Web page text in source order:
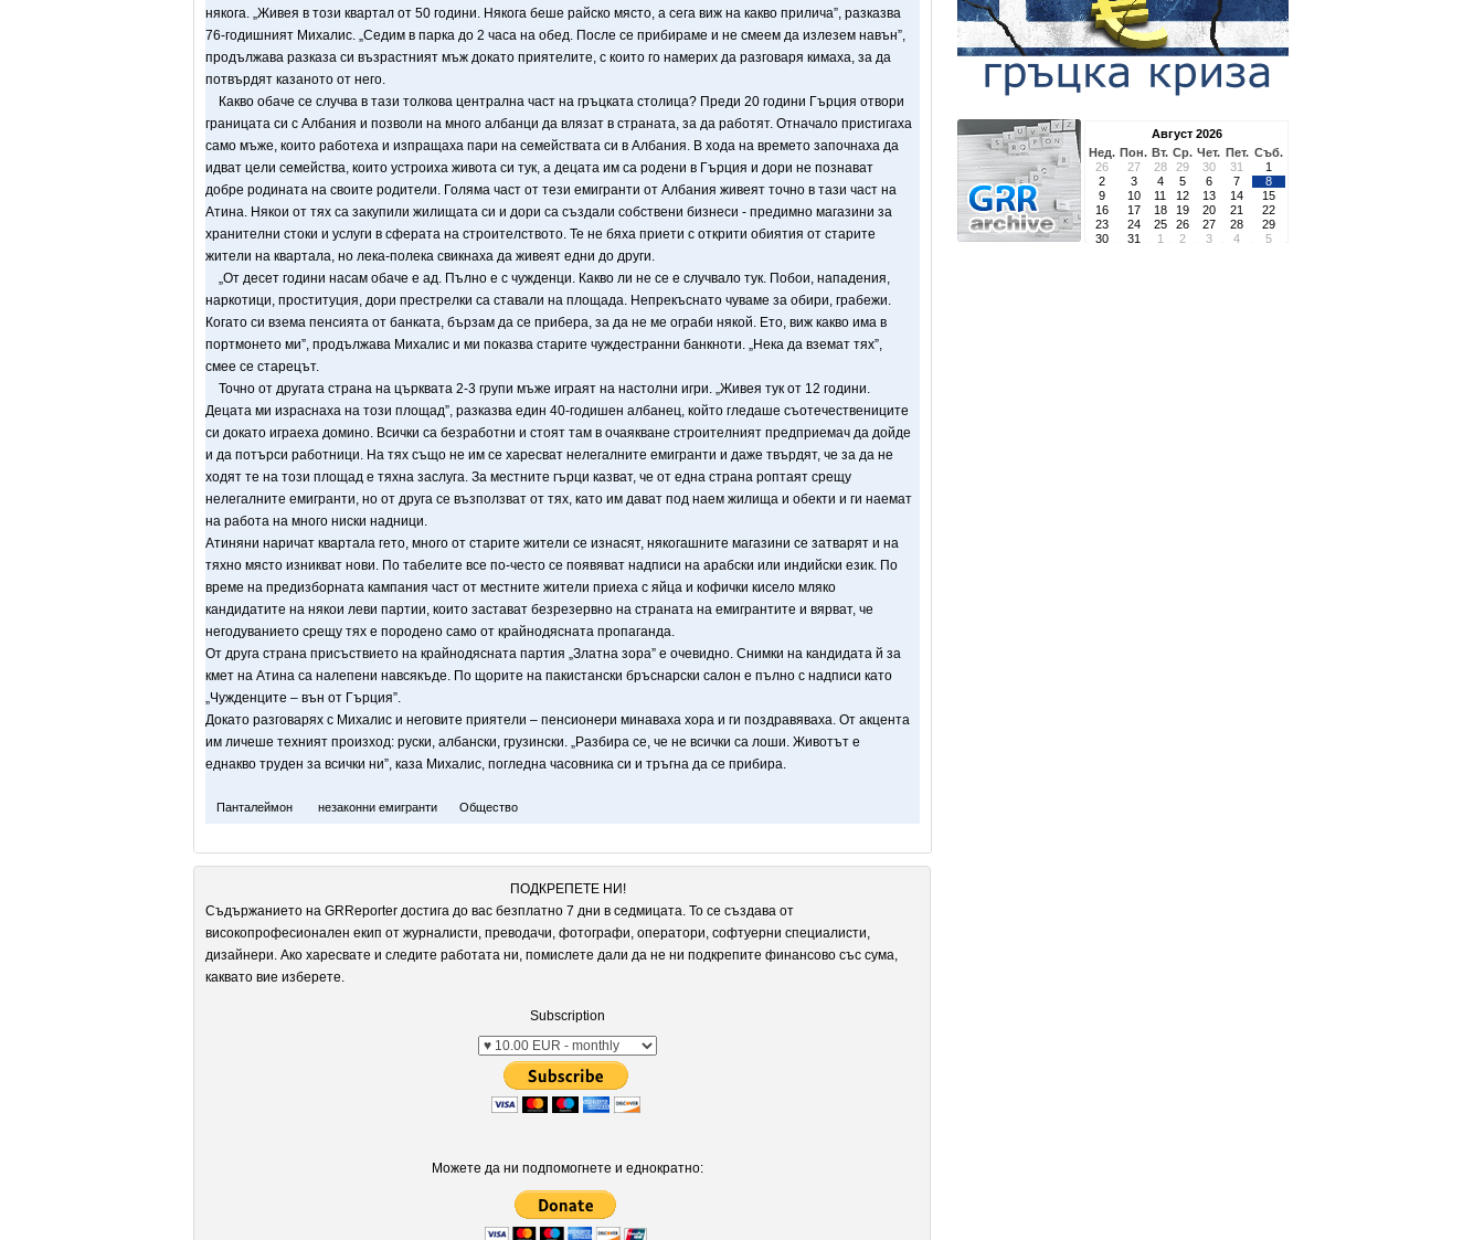
някога. „Живея в този квартал от 50 години. Някога беше райско място, а сега виж на какво прилича”, разказва
76-годишният Михалис. „Седим в парка до 2 часа на обед. После се прибираме и не смеем да излезем навън”,
продължава разказа си възрастният мъж докато приятелите, с които го намерих да разговаря кимаха, за да
потвърдят казаното от него.
Какво обаче се случва в тази толкова централна част на гръцката столица? Преди 20 години Гърция отвори
границата си с Албания и позволи на много албанци да влязат в страната, за да работят. Отначало пристигаха
само мъже, които работеха и изпращаха пари на семействата си в Албания. В хода на времето започнаха да
идват цели семейства, които устроиха живота си тук, а децата им са родени в Гърция и дори не познават
добре родината на своите родители. Голяма част от тези емигранти от Албания живеят точно в тази част на
Атина. Някои от тях са закупили жилищата си и дори са създали собствени бизнеси - предимно магазини за
хранителни стоки и услуги в сферата на строителството. Те не бяха приети с открити обиятия от старите
жители на квартала, но лека-полека свикнаха да живеят едни до други.
„От десет години насам обаче е ад. Пълно е с чужденци. Какво ли не се е случвало тук. Побои, нападения,
наркотици, проституция, дори престрелки са ставали на площада. Непрекъснато чуваме за обири, грабежи.
Когато си взема пенсията от банката, бързам да се прибера, за да не ме ограби някой. Ето, виж какво има в
портмонето ми”, продължава Михалис и ми показва старите чуждестранни банкноти. „Нека да вземат тях”,
смее се старецът.
Точно от другата страна на църквата 2-3 групи мъже играят на настолни игри. „Живея тук от 12 години.
Децата ми израснаха на този площад”, разказва един 40-годишен албанец, който гледаше съотечествениците
си докато играеха домино. Всички са безработни и стоят там в очаякване строителният предприемач да дойде
и да потърси работници. На тях също не им се харесват нелегалните емигранти и даже твърдят, че за да не
ходят те на този площад е тяхна заслуга. За местните гърци казват, че от една страна роптаят срещу
нелегалните емигранти, но от друга се възползват от тях, като им дават под наем жилища и обекти и ги наемат
на работа на много ниски надници.
Атиняни наричат квартала гето, много от старите жители се изнасят, някогашните магазини се затварят и на
тяхно място изникват нови. По табелите все по-често се появяват надписи на арабски или индийски език. По
време на предизборната кампания част от местните жители приеха с яйца и кофички кисело мляко
кандидатите на някои леви партии, които застават безрезервно на страната на емигрантите и вярват, че
негодуванието срещу тях е породено само от крайнодясната пропаганда.
От друга страна присъствието на крайнодясната партия „Златна зора” е очевидно. Снимки на кандидата й за
кмет на Атина са налепени навсякъде. По щорите на пакистански бръснарски салон е пълно с надписи като
„Чужденците – вън от Гърция”.
Докато разговарях с Михалис и неговите приятели – пенсионери минаваха хора и ги поздравяваха. От акцента
им личеше техният произход: руски, албански, грузински. „Разбира се, че не всички са лоши. Животът е
еднакво труден за всички ни”, каза Михалис, погледна часовника си и тръгна да се прибира.
Панталеймон незаконни емигранти Общество
ПОДКРЕПЕТЕ НИ!
Съдържанието на GRReporter достига до вас безплатно 7 дни в седмицата. То се създава от
високопрофесионален екип от журналисти, преводачи, фотографи, оператори, софтуерни специалисти,
дизайнери. Ако харесвате и следите работата ни, помислете дали да не ни подкрепите финансово със сума,
каквато вие изберете.
Subscription
Можете да ни подпомогнете и еднократно:
Август 2026
Нед. Пон. Вт. Ср. Чет. Пет. Съб.
26
27 28 29 30 31
1
2
3 4 5 6 7
8
9
10 11 12 13 14
15
16
17 18 19 20 21
22
23
24 25 26 27 28
29
30
31 1 2 3 4 5